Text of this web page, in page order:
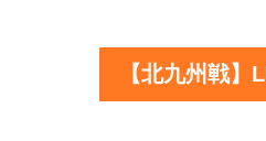
【北九州戦】